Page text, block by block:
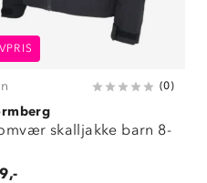
(0)
skalljakke barn 8-